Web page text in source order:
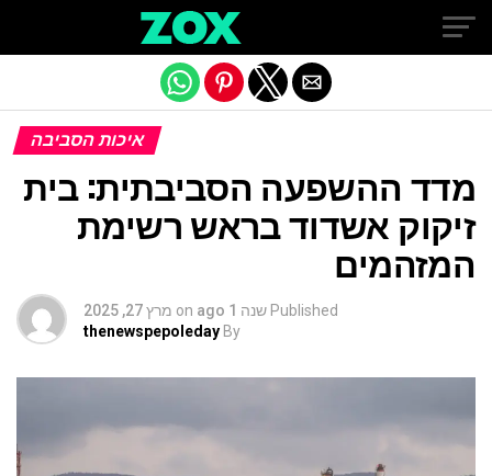
איכות הסביבה
מדד ההשפעה הסביבתית: בית
זיקוק אשדוד בראש רשימת
המזהמים
Published שנה 1 ago on מרץ 27, 2025
By
thenewspepoleday
Exit mobile version